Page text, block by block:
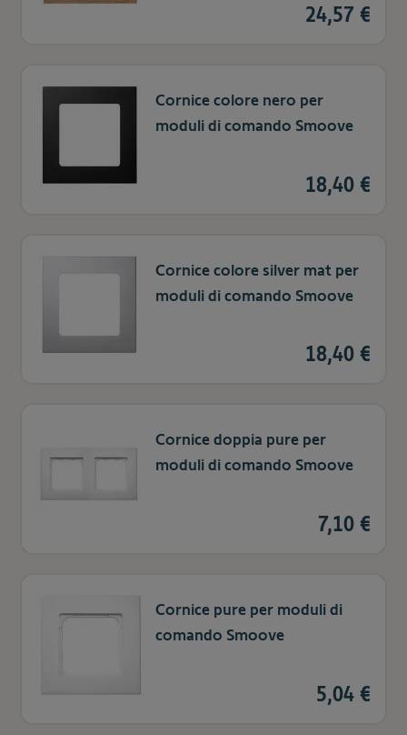
24,57 €
Cornice colore nero per
moduli di comando Smoove
18,40 €
Cornice colore silver mat per
moduli di comando Smoove
18,40 €
Cornice doppia pure per
moduli di comando Smoove
7,10 €
Cornice pure per moduli di
comando Smoove
5,04 €